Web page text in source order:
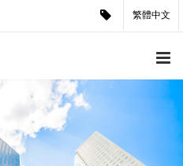
繁體中文